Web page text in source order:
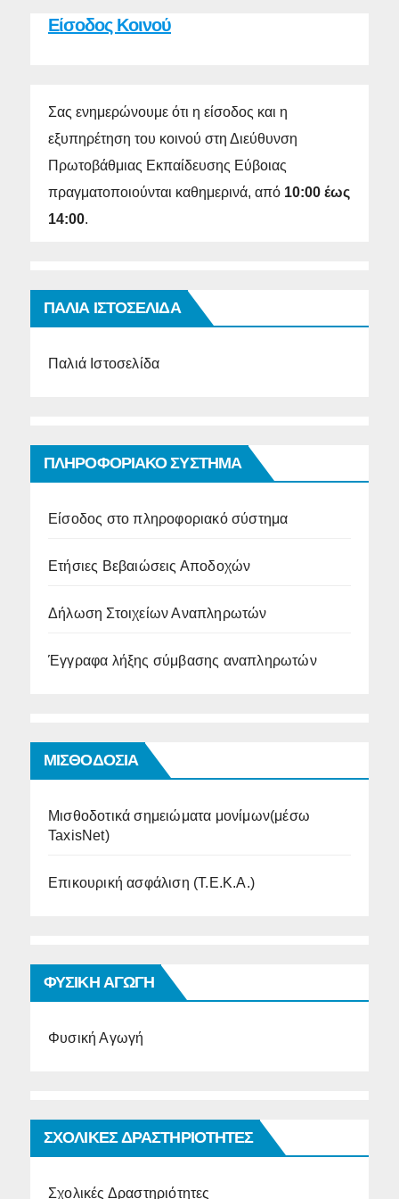
Είσοδος Κοινού
Σας ενημερώνουμε ότι η είσοδος και η
εξυπηρέτηση του κοινού στη Διεύθυνση
Πρωτοβάθμιας Εκπαίδευσης Εύβοιας
πραγματοποιούνται καθημερινά, από 10:00 έως
14:00.
ΠΑΛΙΑ ΙΣΤΟΣΕΛΙΔΑ
Παλιά Ιστοσελίδα
ΠΛΗΡΟΦΟΡΙΑΚΟ ΣΥΣΤΗΜΑ
Είσοδος στο πληροφοριακό σύστημα
Ετήσιες Βεβαιώσεις Αποδοχών
Δήλωση Στοιχείων Αναπληρωτών
Έγγραφα λήξης σύμβασης αναπληρωτών
ΜΙΣΘΟΔΟΣΙΑ
Μισθοδοτικά σημειώματα μονίμων(μέσω
TaxisNet)
Επικουρική ασφάλιση (Τ.Ε.Κ.Α.)
ΦΥΣΙΚΗ ΑΓΩΓΗ
Φυσική Αγωγή
ΣΧΟΛΙΚΕΣ ΔΡΑΣΤΗΡΙΟΤΗΤΕΣ
Σχολικές Δραστηριότητες